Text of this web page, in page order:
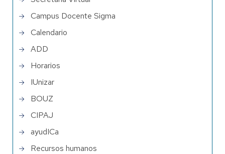
Campus Docente Sigma
Calendario
ADD
Horarios
IUnizar
BOUZ
CIPAJ
ayudICa
Recursos humanos